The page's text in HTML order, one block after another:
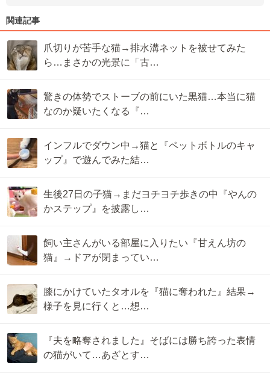
関連記事
爪切りが苦手な猫→排水溝ネットを被せてみた
ら…まさかの光景に「古…
驚きの体勢でストーブの前にいた黒猫…本当に猫
なのか疑いたくなる『…
インフルでダウン中→猫と『ペットボトルのキャ
ップ』で遊んでみた結…
生後27日の子猫→まだヨチヨチ歩きの中『やんの
かステップ』を披露し…
飼い主さんがいる部屋に入りたい『甘えん坊の
猫』→ドアが閉まってい…
膝にかけていたタオルを『猫に奪われた』結果→
様子を見に行くと…想…
『夫を略奪されました』そばには勝ち誇った表情
の猫がいて…あざとす…